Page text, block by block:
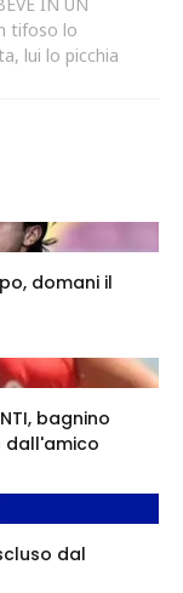
tifoso lo
lui lo picchia
domani il
bagnino
dall'amico
dal